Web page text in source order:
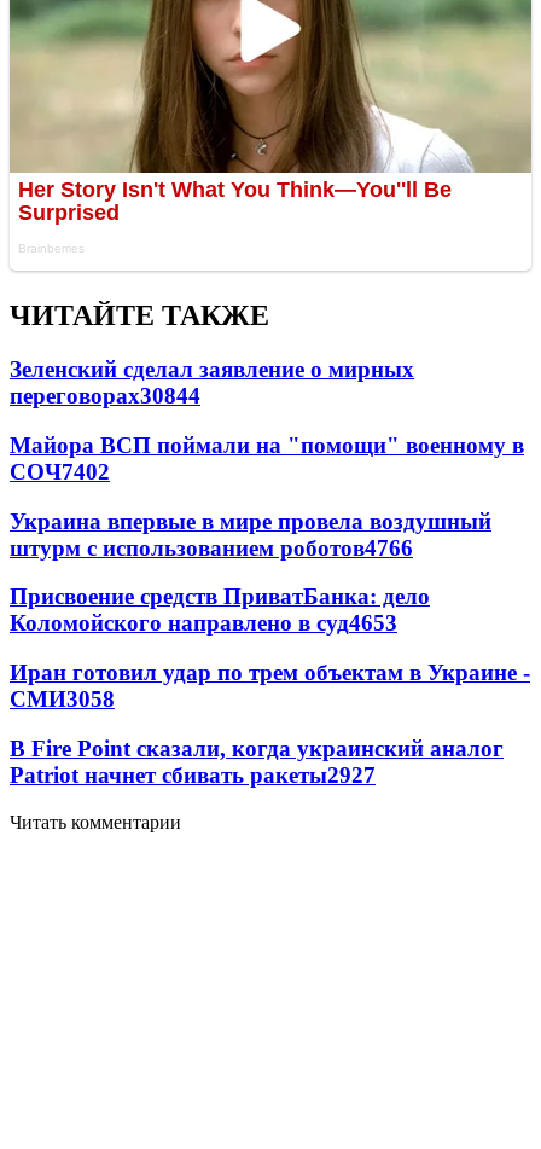
ЧИТАЙТЕ ТАКЖЕ
Зеленский сделал заявление о мирных
переговорах30844
Майора ВСП поймали на "помощи" военному в
СОЧ7402
Украина впервые в мире провела воздушный
штурм с использованием роботов4766
Присвоение средств ПриватБанка: дело
Коломойского направлено в суд4653
Иран готовил удар по трем объектам в Украине -
СМИ3058
В Fire Point сказали, когда украинский аналог
Patriot начнет сбивать ракеты2927
Читать комментарии